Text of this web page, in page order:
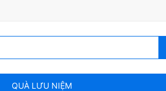
QUÀ LƯU NIỆM